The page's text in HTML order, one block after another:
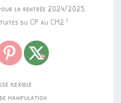
pour la rentrée 2024/2025,
du CP au CM2 !
flexible
manipulation